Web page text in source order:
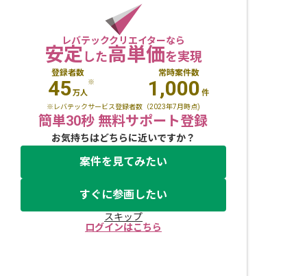
レバテッククリエイターなら
安定した高単価を実現
登録者数
45万人
※
常時案件数
1,000 件
※レバテックサービス登録者数（2023年7月時点)
簡単30秒 無料サポート登録
お気持ちはどちらに近いですか？
案件を見てみたい
すぐに参画したい
スキップ
ログインはこちら